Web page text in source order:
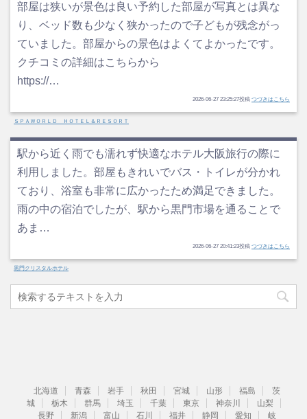
部屋は狭いが景色は良い予約した部屋が写真とは異な
り、ベッド数も少なく狭かったので子どもが残念がっ
ていました。部屋からの景色はよくてよかったです。
クチコミの詳細はこちらから
https://…
2026-06-27 23:25:27投稿 つづきはこちら
ＳＰＡＷＯＲＬＤ ＨＯＴＥＬ＆ＲＥＳＯＲＴ
駅から近く雨でも濡れず快適なホテル大阪旅行の際に
利用しました。部屋もきれいでバス・トイレが分かれ
ており、浴室も非常に広かったため満足できました。
雨の中の宿泊でしたが、駅から黒門市場を通ることで
あま…
2026-06-27 20:41:23投稿 つづきはこちら
黒門クリスタルホテル
北海道 青森 岩手 秋田 宮城 山形 福島
茨
城
栃木 群馬 埼玉 千葉 東京 神奈川
山梨
長野
新潟 富山 石川 福井 静岡 愛知 岐